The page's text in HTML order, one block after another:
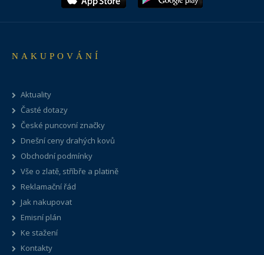
NAKUPOVÁNÍ
Aktuality
Časté dotazy
České puncovní značky
Dnešní ceny drahých kovů
Obchodní podmínky
Vše o zlatě, stříbře a platině
Reklamační řád
Jak nakupovat
Emisní plán
Ke stažení
Kontakty